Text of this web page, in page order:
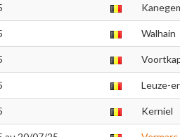
Walhain
Leuze-
Kerniel